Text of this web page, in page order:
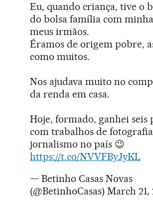
Eu, quando criança, tive o
do bolsa família com
meus irmãos.
Éramos de origem pobre,
como muitos.
Nos ajudava muito no
da renda em casa.
Hoje, formado, ganhei seis
com trabalhos de
jornalismo no país 😉
https://t.co/NVVFByJyKL
— Betinho Casas Novas
(@BetinhoCasas) March 21,